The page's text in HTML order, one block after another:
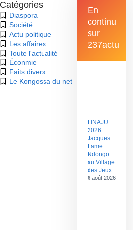
Catégories
Diaspora
Société
Actu politique
Les affaires
Toute l'actualité
Éconmie
Faits divers
Le Kongossa du net
En
continu
sur
237actu
FINAJU
2026 :
Jacques
Fame
Ndongo
au Village
des Jeux
6 août 2026